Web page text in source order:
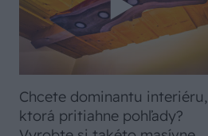
Chcete dominantu interiéru,
ktorá pritiahne pohľady?